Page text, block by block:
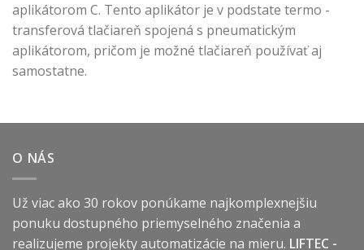
aplikátorom C. Tento aplikátor je v podstate termo -
transferová tlačiareň spojená s pneumatickým
aplikátorom, pričom je možné tlačiareň používať aj
samostatne.
O NÁS
Už viac ako 30 rokov ponúkame najkomplexnejšiu
ponuku dostupného priemyselného značenia a
realizujeme projekty automatizácie na mieru. LIFTEC -